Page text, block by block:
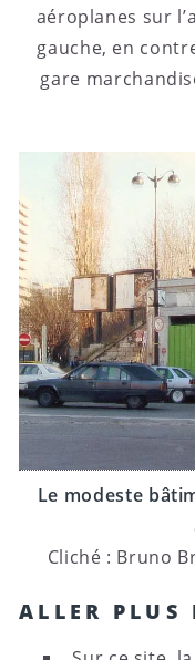
aéroplanes sur
gauche, en
gare
Le modeste
Cliché : Bruno
ALLER PLUS